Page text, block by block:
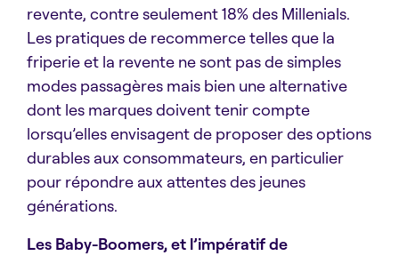
revente, contre seulement 18% des Millenials.
Les pratiques de recommerce telles que la
friperie et la revente ne sont pas de simples
modes passagères mais bien une alternative
dont les marques doivent tenir compte
lorsqu’elles envisagent de proposer des options
durables aux consommateurs, en particulier
pour répondre aux attentes des jeunes
générations.
Les Baby-Boomers, et l’impératif de